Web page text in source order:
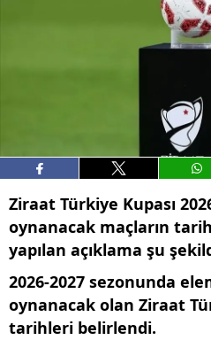
Ziraat Türkiye Kupası
oynanacak maçların
yapılan açıklama şu
2026-2027 sezonunda
oynanacak olan Ziraat
tarihleri belirlendi.